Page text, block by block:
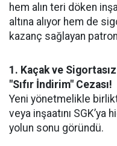
hem alın teri döken
altına alıyor hem de
kazanç sağlayan
1. Kaçak ve
"Sıfır İndirim" Cezası!
Yeni yönetmelikle
veya inşaatını
yolun sonu göründü.